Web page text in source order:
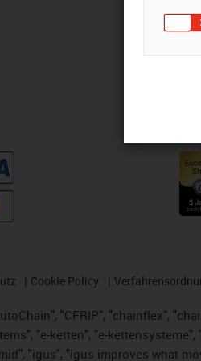
myigus
Online Tools
Cookie Policy
"CFRIP", "chainflex",
"e-ketten", "e-
"igus", "igus improves what